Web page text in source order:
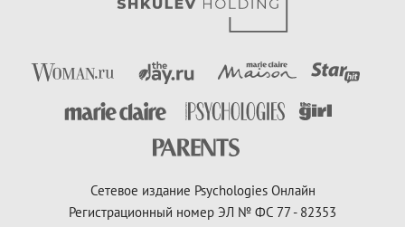
Сетевое издание Psychologies Онлайн
Регистрационный номер ЭЛ № ФС 77 - 82353